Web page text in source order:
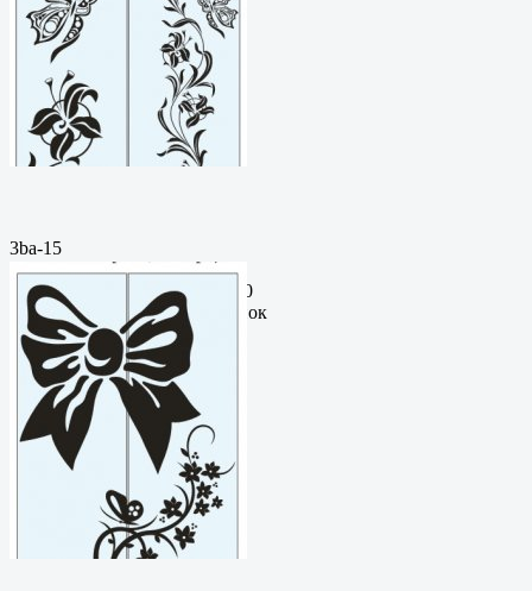
3ba-15
Пескоструйный
рисунокФормат: cdrЦена: 200
руб.Метки: векторный рисунок